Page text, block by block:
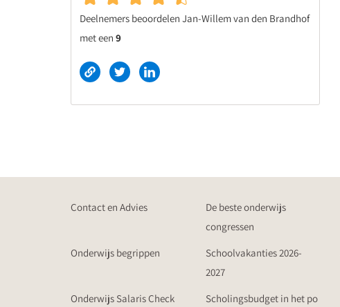
Deelnemers beoordelen Jan-Willem van den Brandhof
met een 9
Contact en Advies
De beste onderwijs
congressen
Onderwijs begrippen
Schoolvakanties 2026-
2027
Onderwijs Salaris Check Scholingsbudget in het po